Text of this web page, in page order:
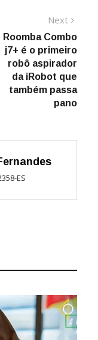
Next
post:
Roomba Combo
j7+ é o primeiro
robô aspirador
da iRobot que
também passa
pano
ES